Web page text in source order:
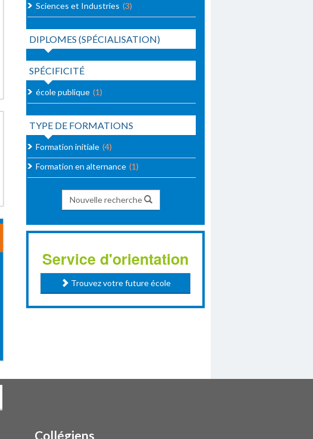
Sciences et Industries (3)
DIPLOMES (SPÉCIALISATION)
SPÉCIFICITÉ
école publique (1)
TYPE DE FORMATIONS
Formation initiale (4)
Formation en alternance (1)
Nouvelle recherche
Service d'orientation
Trouvez votre future école
Collégiens